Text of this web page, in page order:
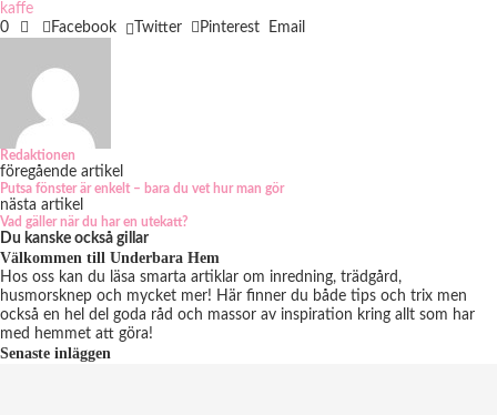
kaffe
0
Facebook Twitter Pinterest Email
Redaktionen
föregående artikel
Putsa fönster är enkelt – bara du vet hur man gör
nästa artikel
Vad gäller när du har en utekatt?
Du kanske också gillar
Välkommen till Underbara Hem
Hos oss kan du läsa smarta artiklar om inredning, trädgård,
husmorsknep och mycket mer! Här finner du både tips och trix men
också en hel del goda råd och massor av inspiration kring allt som har
med hemmet att göra!
Senaste inläggen